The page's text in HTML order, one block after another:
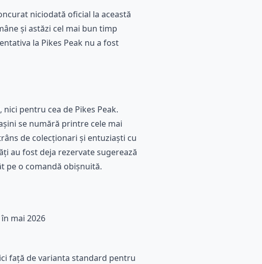
niciodată oficial la această
și astăzi cel mai bun timp
la Pikes Peak nu a fost
pentru cea de Pikes Peak.
se numără printre cele mai
de colecționari și entuziaști cu
au fost deja rezervate sugerează
pe o comandă obișnuită.
mai 2026
față de varianta standard pentru